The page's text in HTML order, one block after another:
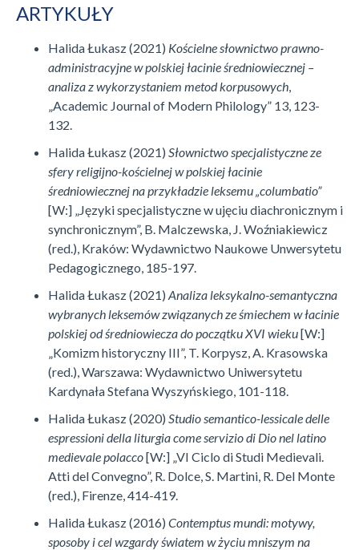
ARTYKUŁY
Halida Łukasz (2021) Kościelne słownictwo prawno-
administracyjne w polskiej łacinie średniowiecznej –
analiza z wykorzystaniem metod korpusowych
„Academic Journal of Modern Philology” 13, 123-
132.
Halida Łukasz (2021) Słownictwo specjalistyczne ze
sfery religijno-kościelnej w polskiej łacinie
średniowiecznej na przykładzie leksemu „columbatio”
[W:] „Języki specjalistyczne w ujęciu diachronicznym i
synchronicznym”, B. Malczewska, J. Woźniakiewicz
(red.), Kraków: Wydawnictwo Naukowe Unwersytetu
Pedagogicznego, 185-197.
Halida Łukasz (2021) Analiza leksykalno-semantyczna
wybranych leksemów związanych ze śmiechem w łacinie
polskiej od średniowiecza do początku XVI wieku[W:]
„Komizm historyczny III”, T. Korpysz, A. Krasowska
(red.), Warszawa: Wydawnictwo Uniwersytetu
Kardynała Stefana Wyszyńskiego, 101-118.
Halida Łukasz (2020) Studio semantico-lessicale delle
espressioni della liturgia come servizio di Dio nel latino
medievale polacco[W:] „VI Ciclo di Studi Medievali.
Atti del Convegno”, R. Dolce, S. Martini, R. Del Monte
(red.), Firenze, 414-419.
Halida Łukasz (2016) Contemptus mundi: motywy,
sposoby i cel wzgardy światem w życiu mniszym na